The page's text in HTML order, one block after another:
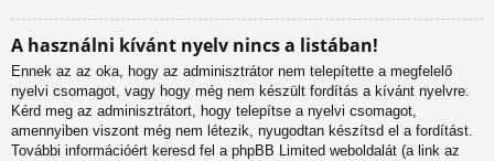
A használni kívánt nyelv nincs a listában!
Ennek az az oka, hogy az adminisztrátor nem telepítette a megfelelő
nyelvi csomagot, vagy hogy még nem készült fordítás a kívánt nyelvre.
Kérd meg az adminisztrátort, hogy telepítse a nyelvi csomagot,
amennyiben viszont még nem létezik, nyugodtan készítsd el a fordítást.
További információért keresd fel a phpBB Limited weboldalát (a link az